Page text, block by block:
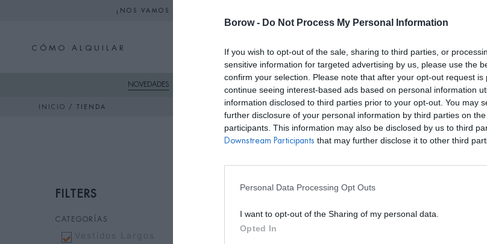
Borow - Do Not Process My Personal Information
If you wish to opt-out of the sale, sharing to third parties, or
sensitive information for targeted advertising by us, please use the
confirm your selection. Please note that after your opt-out request is
continue seeing interest-based ads based on personal information
information disclosed to third parties prior to your opt-out. You may
further disclosure of your personal information by third parties on the
participants. This information may also be disclosed by us to third
Downstream Participants that may further disclose it to other third
Personal Data Processing Opt Outs
I want to opt-out of the Sharing of my personal data.
Opted In
¡NOS VAMOS DE VACACIONES! NO SE REALIZARÁN ALQUILERES HASTA EL 24 DE
CÓMO ALQUILAR
NOVEDADES
INICIO / TIENDA
FILTERS
CATEGORÍAS